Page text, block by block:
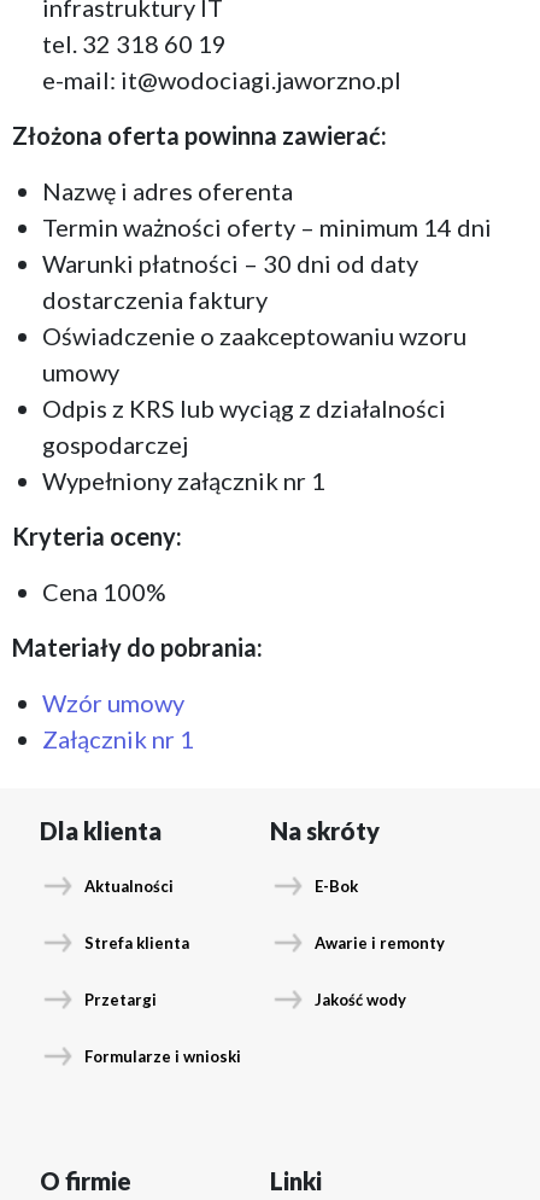
infrastruktury IT
tel. 32 318 60 19
e-mail: it@wodociagi.jaworzno.pl
Złożona oferta powinna zawierać:
Nazwę i adres oferenta
Termin ważności oferty – minimum 14 dni
Warunki płatności – 30 dni od daty
dostarczenia faktury
Oświadczenie o zaakceptowaniu wzoru
umowy
Odpis z KRS lub wyciąg z działalności
gospodarczej
Wypełniony załącznik nr 1
Kryteria oceny:
Cena 100%
Materiały do pobrania:
Wzór umowy
Załącznik nr 1
Dla klienta
Aktualności
Strefa klienta
Przetargi
Formularze i wnioski
Na skróty
E-Bok
Awarie i remonty
Jakość wody
O firmie Linki